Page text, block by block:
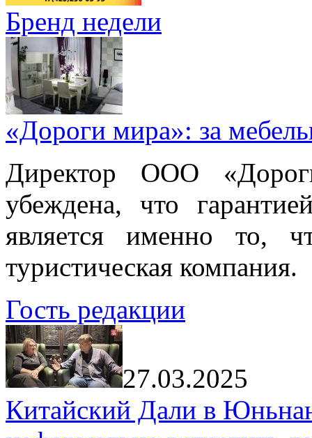
Бренд недели
«Дороги мира»: за
Директор ООО
убеждена, что
является именно то,
туристическая компания.
Гость редакции
27.03.2025
Китайский Дали в